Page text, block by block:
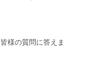
様の質問に答えま